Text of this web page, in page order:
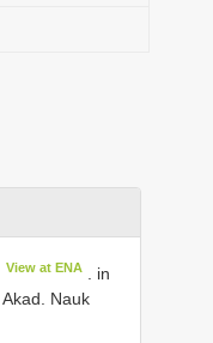
View at ENA. in
Nauk